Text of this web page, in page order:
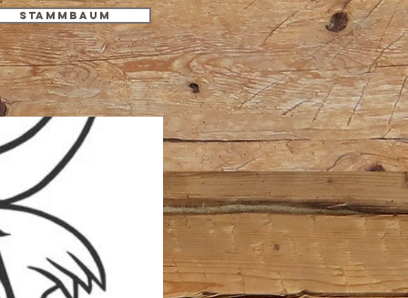
Stammbaum